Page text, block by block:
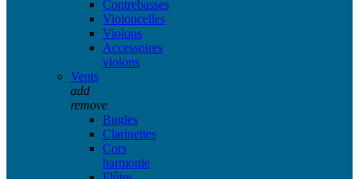
Contrebasses
Violoncelles
Violons
Accessoires
violons
Vents
add
remove
Bugles
Clarinettes
Cors
harmonie